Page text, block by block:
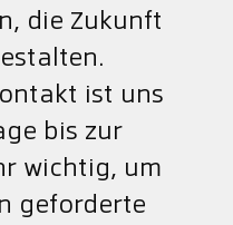
die Zukunft
ist uns
bis zur
wichtig, um
geforderte